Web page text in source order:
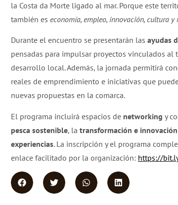
la Costa da Morte ligado al mar. Porque este
también es economía, empleo, innovación, cultura y
Durante el encuentro se presentarán las ayudas
pensadas para impulsar proyectos vinculados
desarrollo local. Además, la jornada permitirá
reales de emprendimiento e iniciativas que
nuevas propuestas en la comarca.
El programa incluirá espacios de networking y
pesca sostenible, la transformación e
experiencias. La inscripción y el programa
enlace facilitado por la organización: https://